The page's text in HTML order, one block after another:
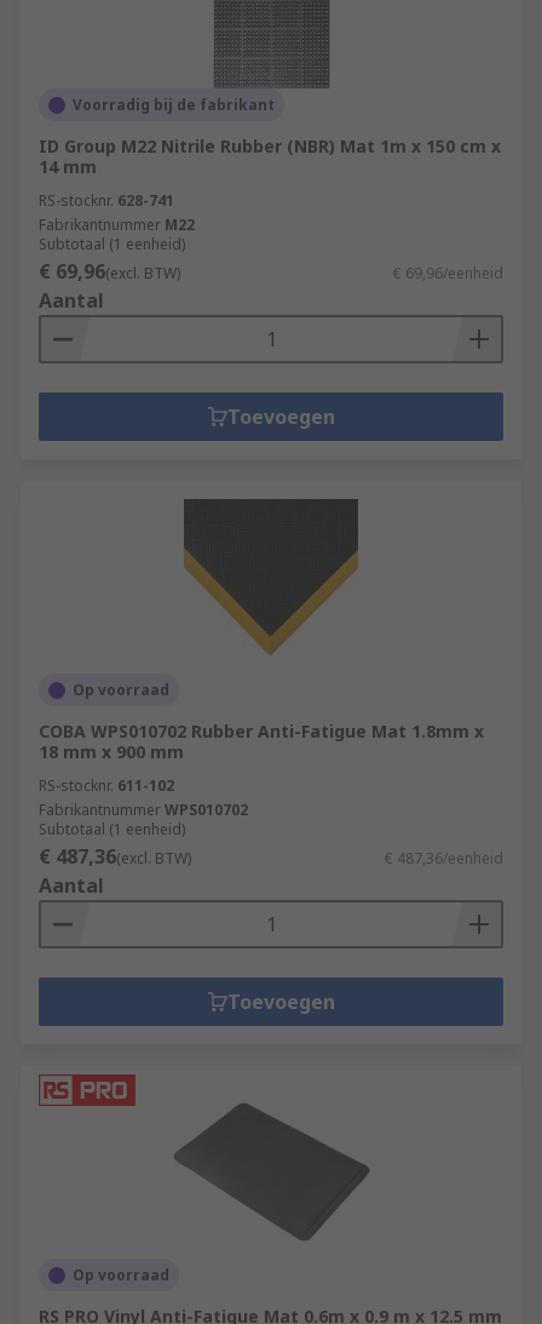
Voorradig bij de fabrikant
ID Group M22 Nitrile Rubber (NBR) Mat 1m x 150 cm x
14 mm
RS-stocknr. 628-741
Fabrikantnummer M22
Subtotaal (1 eenheid)
€ 69,96(excl. BTW) € 69,96/eenheid
Aantal
Toevoegen
Op voorraad
COBA WPS010702 Rubber Anti-Fatigue Mat 1.8mm x
18 mm x 900 mm
RS-stocknr. 611-102
FabrikantnummerWPS010702
Subtotaal (1 eenheid)
€ 487,36(excl. BTW) € 487,36/eenheid
Aantal
Toevoegen
Op voorraad
RS PRO Vinyl Anti-Fatigue Mat 0.6m x 0.9 m x 12.5 mm